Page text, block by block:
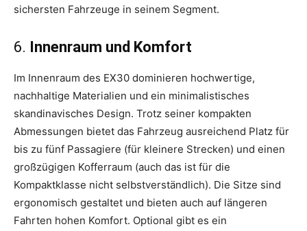
sichersten Fahrzeuge in seinem Segment.
6. Innenraum und Komfort
Im Innenraum des EX30 dominieren hochwertige,
nachhaltige Materialien und ein minimalistisches
skandinavisches Design. Trotz seiner kompakten
Abmessungen bietet das Fahrzeug ausreichend Platz für
bis zu fünf Passagiere (für kleinere Strecken) und einen
großzügigen Kofferraum (auch das ist für die
Kompaktklasse nicht selbstverständlich). Die Sitze sind
ergonomisch gestaltet und bieten auch auf längeren
Fahrten hohen Komfort. Optional gibt es ein